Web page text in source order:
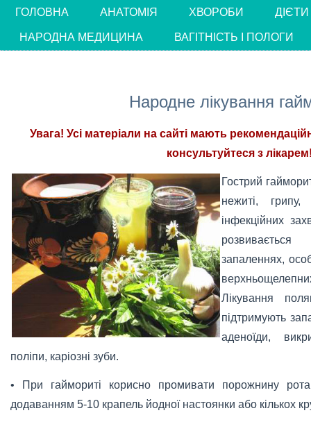
ГОЛОВНА АНАТОМІЯ ХВОРОБИ ДІЄТИ
НАРОДНА МЕДИЦИНА ВАГІТНІСТЬ І ПОЛОГИ
Народне лікування
Увага! Усі матеріали на сайті мають
консультуйтеся з
Гострий
нежиті,
інфекційних
запаленнях,
Лікування
підтримують
аденоїди,
поліпи, каріозні зуби.
• При гаймориті корисно промивати порожнину
додаванням 5-10 крапель йодної настоянки або кількох